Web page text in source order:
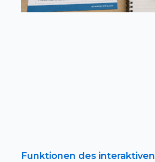
Funktionen des interaktiven